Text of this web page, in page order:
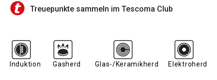
Treuepunkte sammeln im Tescoma Club
Induktion Gasherd Glas-/Keramikherd Elektroherd